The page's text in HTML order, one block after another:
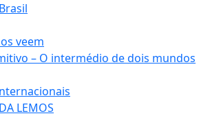
veem
– O intermédio de dois mundos
LEMOS